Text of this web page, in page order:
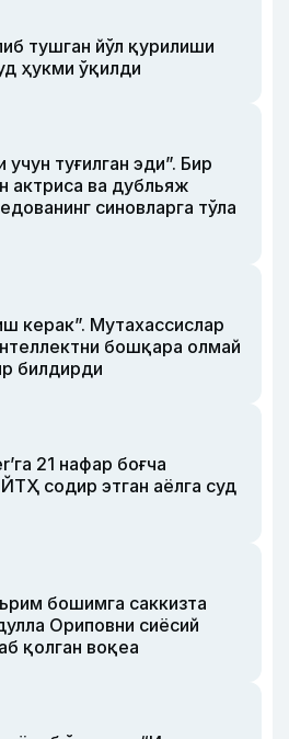
тушган йўл қурилиши
ҳукми ўқилди
туғилган эди”. Бир
актриса ва дубльяж
синовларга тўла
керак”. Мутахассислар
бошқара олмай
билдирди
21 нафар боғча
содир этган аёлга суд
бошимга саккизта
Ориповни сиёсий
қолган воқеа